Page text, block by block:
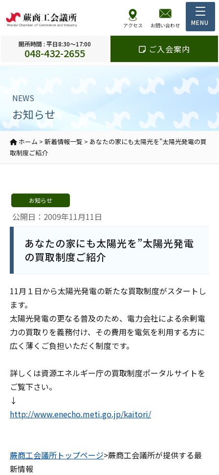
アクセス お問い合わせ
開所時間 : 平日8:30～17:00
048-432-2655 ご入会案内
NEWS
お知らせ
ホーム > 新着情報一覧 > あなたの家にも太陽光を”太陽光発電の買
取制度ご紹介
公開日：2009年11月11日
お知らせ
あなたの家にも太陽光を”太陽光発電
の買取制度ご紹介
11月１日から太陽光発電の新たな買取制度がスタートし
ます。
太陽光発電の更なる普及のため、電力会社による余剰電
力の買取りを義務付け、その費用を電気を利用する方に
広く薄くご負担いただく制度です。
詳しくは資源エネルギー庁の買取制度ポータルサイトを
ご覧下さい。
↓
http://www.enecho.meti.go.jp/kaitori/
蕨商工会議所トップページ>蕨商工会議所が提供する最
新情報